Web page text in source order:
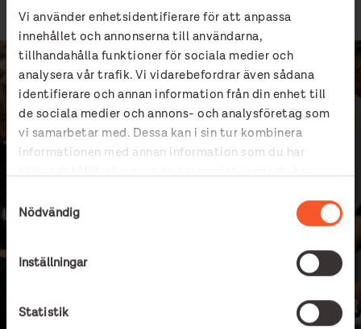
Vi använder enhetsidentifierare för att anpassa
innehållet och annonserna till användarna,
tillhandahålla funktioner för sociala medier och
analysera vår trafik. Vi vidarebefordrar även sådana
identifierare och annan information från din enhet till
de sociala medier och annons- och analysföretag som
vi samarbetar med. Dessa kan i sin tur kombinera
informationen med annan information som du har
Nödvändig
Inställningar
Statistik